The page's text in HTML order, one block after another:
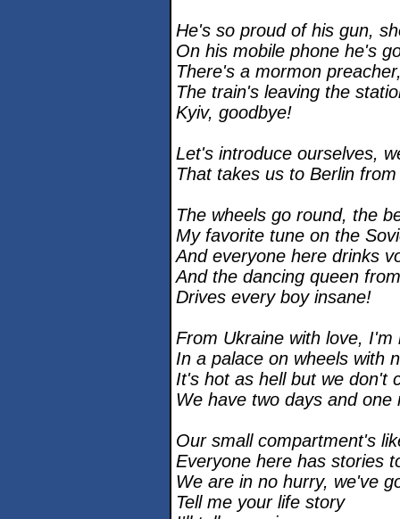
He's so proud of his gun,
On his mobile phone he's
There's a mormon
The train's leaving the
Kyiv, goodbye!
Let's introduce ourselves,
That takes us to Berlin
The wheels go round, the
My favorite tune on the
And everyone here drinks
And the dancing queen
Drives every boy insane!
From Ukraine with love,
In a palace on wheels with
It's hot as hell but we don't
We have two days and one
Our small compartment's
Everyone here has stories
We are in no hurry, we've
Tell me your life story